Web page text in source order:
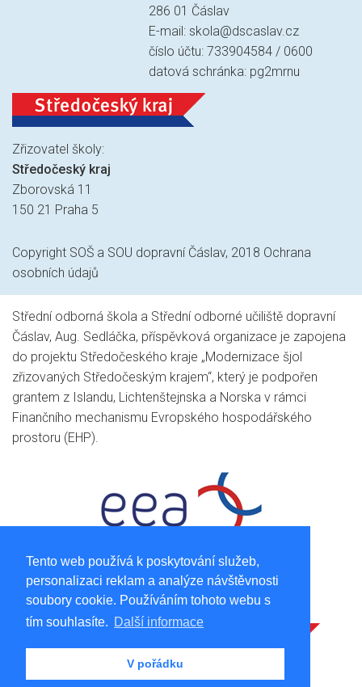
Tento web používá k poskytování služeb,
personalizaci reklam a analýze návštěvnosti
soubory cookie. Používáním tohoto webu s
tím souhlasíte. Další informace
V pořádku
286 01 Čáslav
E-mail:skola@dscaslav.cz
číslo účtu: 733904584 / 0600
datová schránka: pg2mrnu
Zřizovatel školy:
Středočeský kraj
Zborovská 11
150 21 Praha 5
Copyright SOŠ a SOU dopravní Čáslav, 2018 Ochrana
osobních údajů
Střední odborná škola a Střední odborné učiliště dopravní
Čáslav, Aug. Sedláčka, příspěvková organizace je zapojena
do projektu Středočeského kraje „Modernizace šjol
zřizovaných Středočeským krajem“, který je podpořen
grantem z Islandu, Lichtenštejnska a Norska v rámci
Finančního mechanismu Evropského hospodářského
prostoru (EHP).